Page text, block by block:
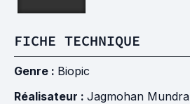
FICHE TECHNIQUE
Genre : Biopic
Réalisateur : Jagmohan Mundra